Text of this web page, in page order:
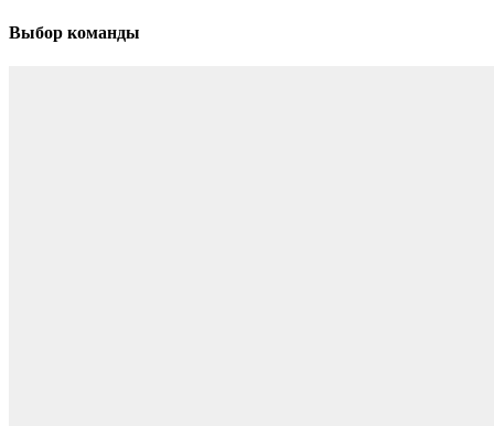
Выбор команды